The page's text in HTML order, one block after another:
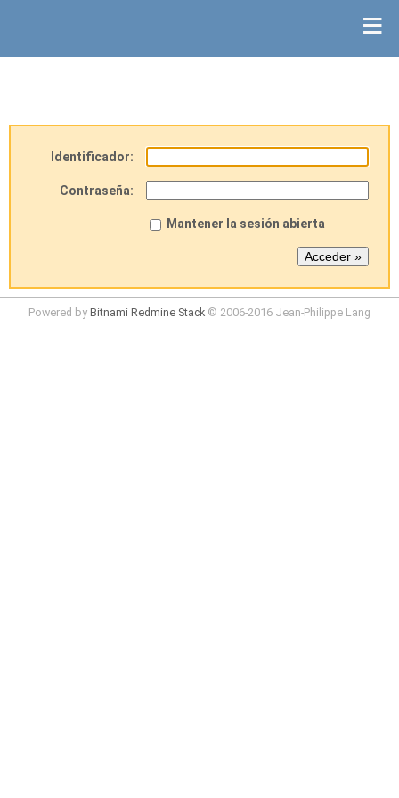
Identificador:
Contraseña:
Mantener la sesión abierta
Powered by Bitnami Redmine Stack © 2006-2016 Jean-Philippe Lang